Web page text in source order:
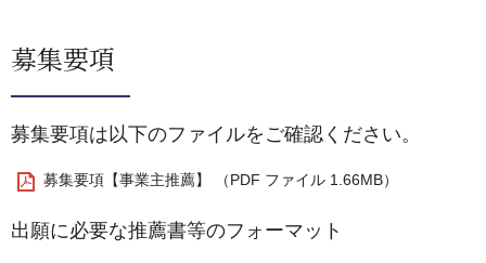
募集要項
募集要項は以下のファイルをご確認ください。
募集要項【事業主推薦】 （PDF ファイル 1.66MB）
出願に必要な推薦書等のフォーマット